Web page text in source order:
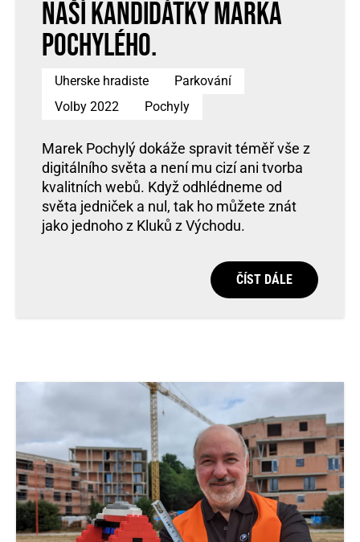
naší kandidátky Marka
Pochylého.
Uherske hradiste
Parkování
Volby 2022
Pochyly
Marek Pochylý dokáže spravit téměř vše z
digitálního světa a není mu cizí ani tvorba
kvalitních webů. Když odhlédneme od
světa jedniček a nul, tak ho můžete znát
jako jednoho z Kluků z Východu.
ČÍST DÁLE